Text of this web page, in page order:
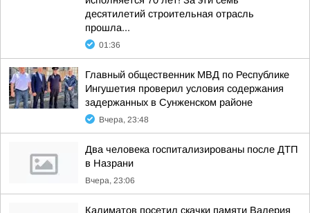
десятилетий строительная отрасль
прошла...
01:36
Главный общественник МВД по Республике
Ингушетия проверил условия содержания
задержанных в Сунженском районе
Вчера, 23:48
Два человека госпитализированы после ДТП
в Назрани
Вчера, 23:06
Калиматов посетил скачки памяти Валерия